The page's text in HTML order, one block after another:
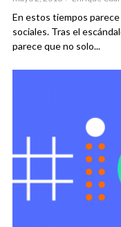
En estos tiempos
sociales. Tras el
parece que no solo...